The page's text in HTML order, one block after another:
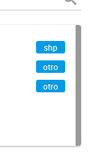
shp
otro
otro